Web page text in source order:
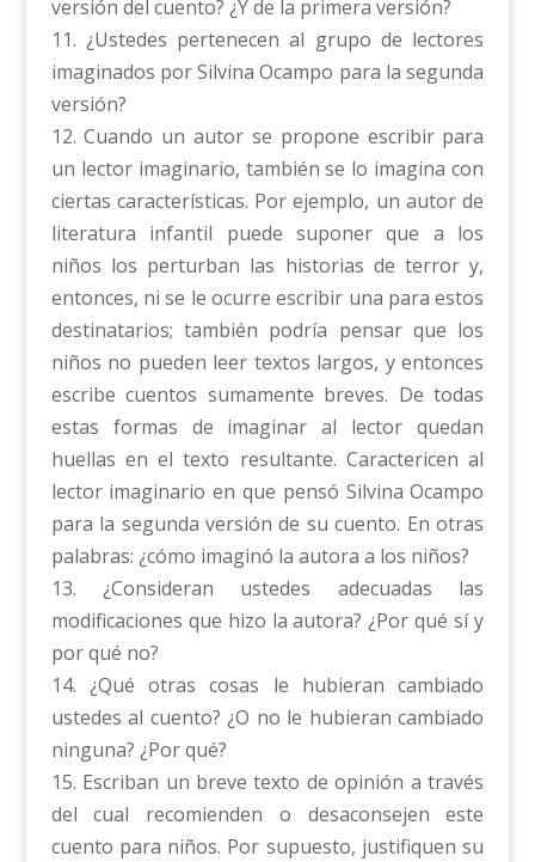
versión del cuento? ¿Y de la primera versión?
11. ¿Ustedes pertenecen al grupo de lectores
imaginados por Silvina Ocampo para la segunda
versión?
12. Cuando un autor se propone escribir para
un lector imaginario, también se lo imagina con
ciertas características. Por ejemplo, un autor de
literatura infantil puede suponer que a los
niños los perturban las historias de terror y,
entonces, ni se le ocurre escribir una para estos
destinatarios; también podría pensar que los
niños no pueden leer textos largos, y entonces
escribe cuentos sumamente breves. De todas
estas formas de imaginar al lector quedan
huellas en el texto resultante. Caractericen al
lector imaginario en que pensó Silvina Ocampo
para la segunda versión de su cuento. En otras
palabras: ¿cómo imaginó la autora a los niños?
13. ¿Consideran ustedes adecuadas las
modificaciones que hizo la autora? ¿Por qué sí y
por qué no?
14. ¿Qué otras cosas le hubieran cambiado
ustedes al cuento? ¿O no le hubieran cambiado
ninguna? ¿Por qué?
15. Escriban un breve texto de opinión a través
del cual recomienden o desaconsejen este
cuento para niños. Por supuesto, justifiquen su